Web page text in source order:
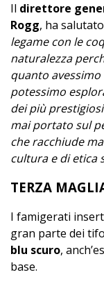
Il direttore
Rogg, ha
legame con le
naturalezza
quanto
potessimo
dei più
mai portato sul
che racchiude
cultura e di etica
TERZA
I famigerati
gran parte dei
blu scuro,
base.